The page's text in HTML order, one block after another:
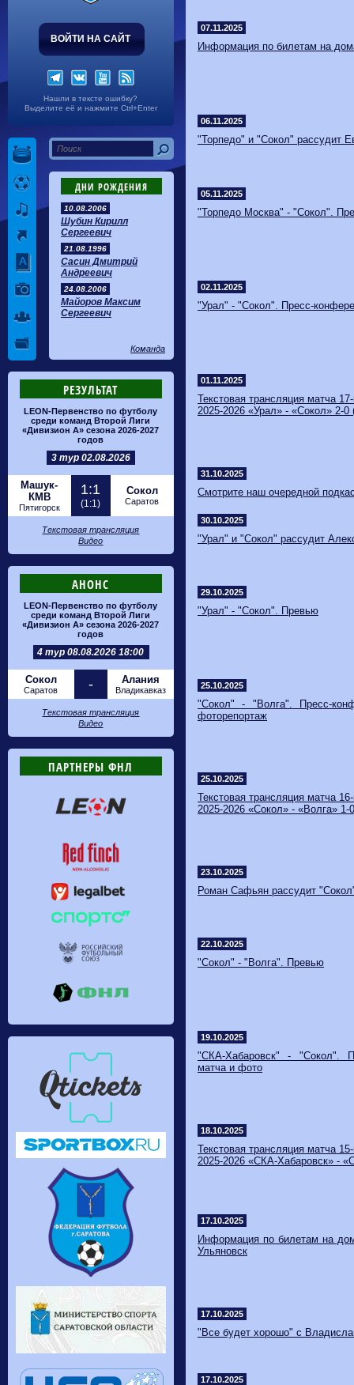
ВОЙТИ НА САЙТ
Нашли в тексте ошибку?
Выделите её и нажмите Ctrl+Enter
ДНИ РОЖДЕНИЯ
10.08.2006
Шубин Кирилл
Сергеевич
21.08.1996
Сасин Дмитрий
Андреевич
24.08.2006
Майоров Максим
Сергеевич
Команда
РЕЗУЛЬТАТ
LEON-Первенство по футболу
среди команд Второй Лиги
«Дивизион А» сезона 2026-2027
годов
3 тур 02.08.2026
Машук-
КМВ
Пятигорск
1:1
(1:1)
Сокол
Саратов
Текстовая трансляция
Видео
АНОНС
LEON-Первенство по футболу
среди команд Второй Лиги
«Дивизион А» сезона 2026-2027
годов
4 тур 08.08.2026 18:00
Сокол
Саратов - Алания
Владикавказ
Текстовая трансляция
Видео
ПАРТНЕРЫ ФНЛ
07.11.2025
Информация по билетам на
06.11.2025
"Торпедо" и "Сокол" рассудит
05.11.2025
"Торпедо Москва" - "Сокол".
02.11.2025
"Урал" - "Сокол". Пресс-
01.11.2025
Текстовая трансляция матча
2025-2026 «Урал» - «Сокол» 2-0
31.10.2025
Смотрите наш очередной
30.10.2025
"Урал" и "Сокол" рассудит
29.10.2025
"Урал" - "Сокол". Превью
25.10.2025
"Сокол" - "Волга". Пресс-
фоторепортаж
25.10.2025
Текстовая трансляция матча
2025-2026 «Сокол» - «Волга» 1-
23.10.2025
Роман Сафьян рассудит
22.10.2025
"Сокол" - "Волга". Превью
19.10.2025
"СКА-Хабаровск" - "Сокол".
матча и фото
18.10.2025
Текстовая трансляция матча
2025-2026 «СКА-Хабаровск» -
17.10.2025
Информация по билетам на
Ульяновск
17.10.2025
"Все будет хорошо" с
17.10.2025